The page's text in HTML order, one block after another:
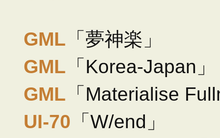
GML 「夢神楽」
GML 「Korea-Japan」
GML 「Materialise
UI-70 「W/end」